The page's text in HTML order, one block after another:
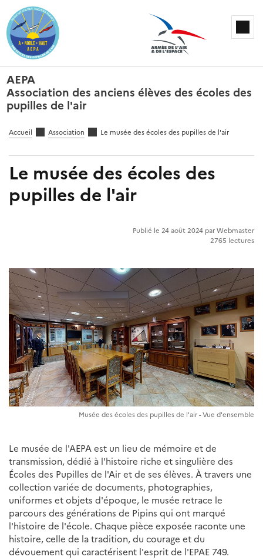
AEPA
Association des anciens élèves des écoles des
pupilles de l'air
Accueil Association Le musée des écoles des pupilles de l'air
Le musée des écoles des
pupilles de l'air
Publié le 24 août 2024 par Webmaster
2765 lectures
Musée des écoles des pupilles de l'air - Vue d'ensemble
Le musée de l'AEPA est un lieu de mémoire et de
transmission, dédié à l'histoire riche et singulière des
Écoles des Pupilles de l'Air et de ses élèves. À travers une
collection variée de documents, photographies,
uniformes et objets d'époque, le musée retrace le
parcours des générations de Pipins qui ont marqué
l'histoire de l'école. Chaque pièce exposée raconte une
histoire, celle de la tradition, du courage et du
dévouement qui caractérisent l'esprit de l'EPAE 749.